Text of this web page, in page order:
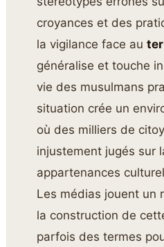
croyances et des
la vigilance face au
généralise et touche
vie des musulmans
situation crée un
où des milliers de
injustement jugés sur
appartenances
Les médias jouent un
la construction de
parfois des termes